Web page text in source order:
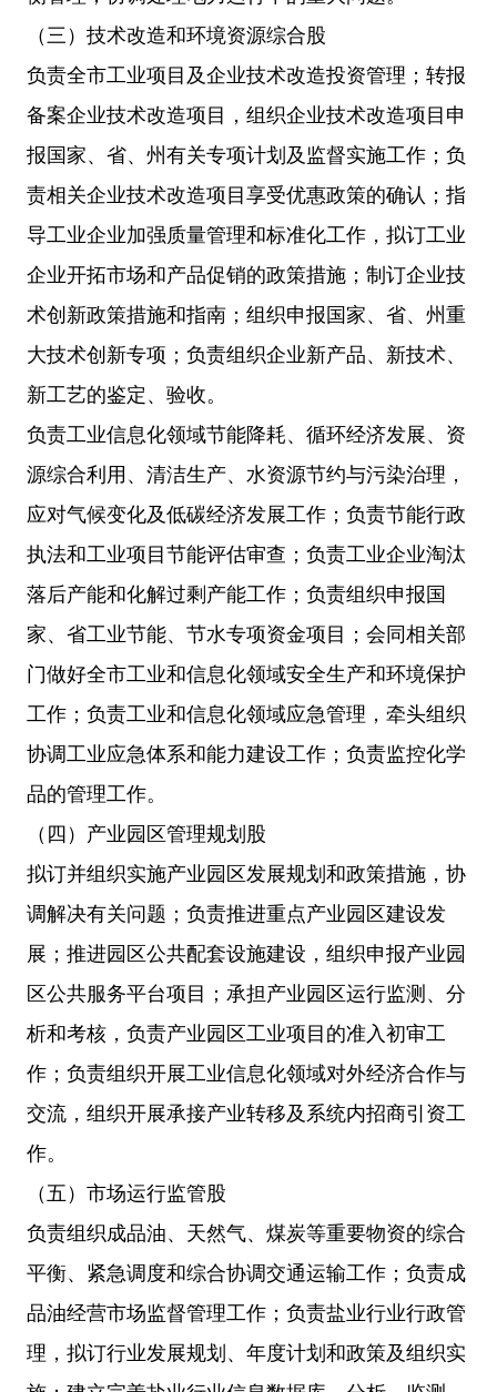
（三）技术改造和环境资源综合股
负责全市工业项目及企业技术改造投资管理；转报
备案企业技术改造项目，组织企业技术改造项目申
报国家、省、州有关专项计划及监督实施工作；负
责相关企业技术改造项目享受优惠政策的确认；指
导工业企业加强质量管理和标准化工作，拟订工业
企业开拓市场和产品促销的政策措施；制订企业技
术创新政策措施和指南；组织申报国家、省、州重
大技术创新专项；负责组织企业新产品、新技术、
新工艺的鉴定、验收。
负责工业信息化领域节能降耗、循环经济发展、资
源综合利用、清洁生产、水资源节约与污染治理，
应对气候变化及低碳经济发展工作；负责节能行政
执法和工业项目节能评估审查；负责工业企业淘汰
落后产能和化解过剩产能工作；负责组织申报国
家、省工业节能、节水专项资金项目；会同相关部
门做好全市工业和信息化领域安全生产和环境保护
工作；负责工业和信息化领域应急管理，牵头组织
协调工业应急体系和能力建设工作；负责监控化学
品的管理工作。
（四）产业园区管理规划股
拟订并组织实施产业园区发展规划和政策措施，协
调解决有关问题；负责推进重点产业园区建设发
展；推进园区公共配套设施建设，组织申报产业园
区公共服务平台项目；承担产业园区运行监测、分
析和考核，负责产业园区工业项目的准入初审工
作；负责组织开展工业信息化领域对外经济合作与
交流，组织开展承接产业转移及系统内招商引资工
作。
（五）市场运行监管股
负责组织成品油、天然气、煤炭等重要物资的综合
平衡、紧急调度和综合协调交通运输工作；负责成
品油经营市场监督管理工作；负责盐业行业行政管
理，拟订行业发展规划、年度计划和政策及组织实